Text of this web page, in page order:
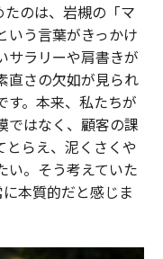
たのは、岩槻の「マ
いう言葉がきっかけ
サラリーや肩書きが
直さの欠如が見られ
す。本来、私たちが
ではなく、顧客の課
とらえ、泥くさくや
い。そう考えていた
本質的だと感じま